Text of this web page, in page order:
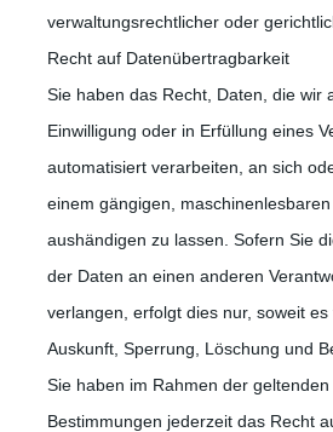
verwaltungsrechtlicher oder
Recht auf Datenübertragbarkeit
Sie haben das Recht, Daten, die wir
Einwilligung oder in Erfüllung eines
automatisiert verarbeiten, an sich
einem gängigen,
aushändigen zu lassen. Sofern Sie
der Daten an einen anderen
verlangen, erfolgt dies nur, soweit es
Auskunft, Sperrung, Löschung und
Sie haben im Rahmen der
Bestimmungen jederzeit das Recht